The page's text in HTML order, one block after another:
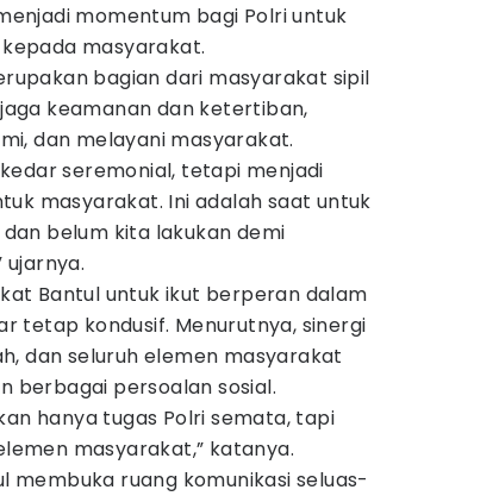
momentum bagi Polri untuk
masyarakat.
bagian dari masyarakat sipil
keamanan dan ketertiban,
dan melayani masyarakat.
seremonial, tetapi menjadi
masyarakat. Ini adalah saat untuk
belum kita lakukan demi
Bantul untuk ikut berperan dalam
tetap kondusif. Menurutnya, sinergi
dan seluruh elemen masyarakat
berbagai persoalan sosial.
hanya tugas Polri semata, tapi
masyarakat,” katanya.
membuka ruang komunikasi seluas-